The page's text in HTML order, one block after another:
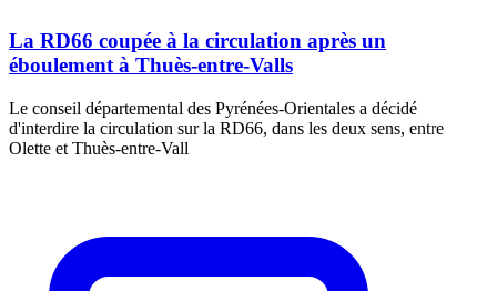
La RD66 coupée à la circulation après un
éboulement à Thuès-entre-Valls
Le conseil départemental des Pyrénées-Orientales a décidé
d'interdire la circulation sur la RD66, dans les deux sens, entre
Olette et Thuès-entre-Vall